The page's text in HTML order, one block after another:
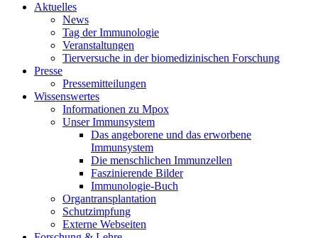
Aktuelles
News
Tag der Immunologie
Veranstaltungen
Tierversuche in der biomedizinischen Forschung
Presse
Pressemitteilungen
Wissenswertes
Informationen zu Mpox
Unser Immunsystem
Das angeborene und das erworbene
Immunsystem
Die menschlichen Immunzellen
Faszinierende Bilder
Immunologie-Buch
Organtransplantation
Schutzimpfung
Externe Webseiten